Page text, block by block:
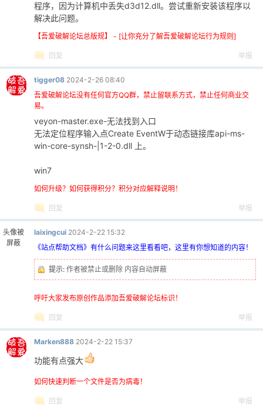
程序，因为计算机中丢失d3d12.dll。尝试重新安装该程序以
解决此问题。
【吾爱破解论坛总版规】 - [让你充分了解吾爱破解论坛行为规则]
回复 举报
tigger08 2024-2-26 08:40
吾爱破解论坛没有任何官方QQ群，禁止留联系方式，禁止任何商业交
易。
veyon-master.exe-无法找到入口
无法定位程序输入点Create EventW于动态链接库api-ms-
win-core-synsh-|1-2-0.dll 上。
win7
如何升级？如何获得积分？积分对应解释说明！
回复 举报
头像被
屏蔽
laixingcui 2024-2-22 15:32
《站点帮助文档》有什么问题来这里看看吧，这里有你想知道的内容！
提示: 作者被禁止或删除 内容自动屏蔽
呼吁大家发布原创作品添加吾爱破解论坛标识！
回复 举报
Marken888 2024-2-22 15:37
功能有点强大
如何快速判断一个文件是否为病毒！
回复 举报